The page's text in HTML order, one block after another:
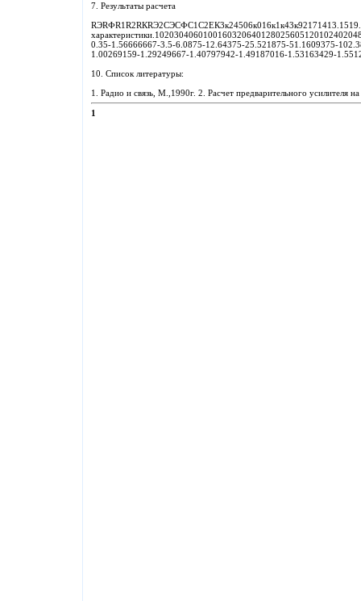
7. Результаты расчета
0.35-1.56666667-3.5-6.0875-12.64375-25.521875-51.1609375-
1.00269159-1.29249667-1.40797942-1.49187016-1.53163429-
10. Список литературы:
1. Радио и связь, М.,1990г. 2. Расчет предварительного
1